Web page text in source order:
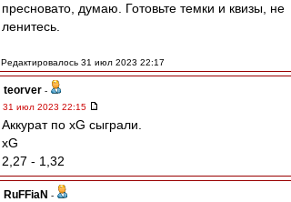
пресновато, думаю. Готовьте темки и квизы, не
ленитесь.
Редактировалось 31 июл 2023 22:17
teorver -
31 июл 2023 22:15
Аккурат по xG сыграли.
xG
2,27 - 1,32
RuFFiaN -